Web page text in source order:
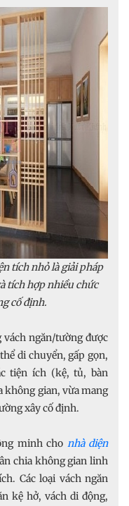
tích nhỏ là giải pháp
tích hợp nhiều chức
cố định.
ngăn/tường được
di chuyển, gấp gọn,
tiện ích (kệ, tủ, bàn
không gian, vừa mang
xây cố định.
minh cho nhà diện
chia không gian linh
Các loại vách ngăn
kệ hở, vách di động,